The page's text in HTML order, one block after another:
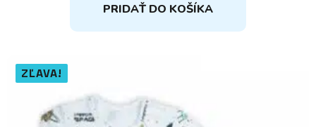
8,20€.
4,10€.
PRIDAŤ DO KOŠÍKA
ZĽAVA!